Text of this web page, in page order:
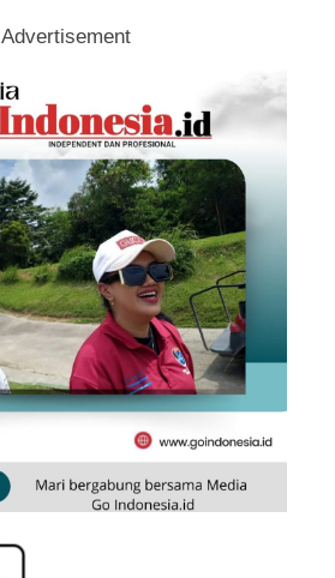
Advertisement